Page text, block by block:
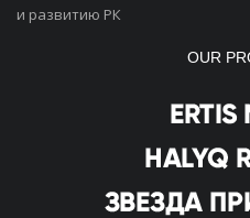
и развитию РК
OUR